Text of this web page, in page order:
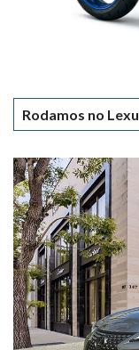
Rodamos no